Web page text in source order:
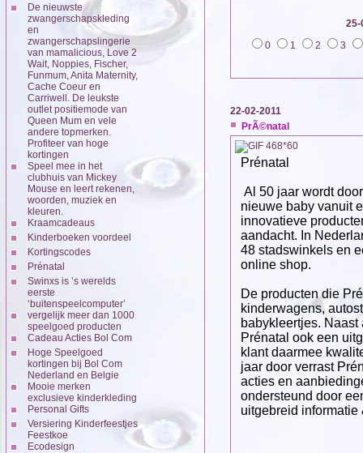
De nieuwste
zwangerschapskleding
en
zwangerschapslingerie
van mamalicious, Love 2
Wait, Noppies, Fischer,
Funmum, Anita Maternity,
Cache Coeur en
Carriwell. De leukste
outlet positiemode van
Queen Mum en vele
andere topmerken.
Profiteer van hoge
kortingen
Speel mee in het
clubhuis van Mickey
Mouse en leert rekenen,
woorden, muziek en
kleuren.
Kraamcadeaus
Kinderboeken voordeel
Kortingscodes
Prénatal
Swinxs is ’s werelds
eerste
‘buitenspeelcomputer’
vergelijk meer dan 1000
speelgoed producten
Cadeau Acties Bol Com
Hoge Speelgoed
kortingen bij Bol Com
Nederland en Belgie
Mooie merken
exclusieve kinderkleding
Personal Gifts
Versiering Kinderfeestjes
Feestkoe
Ecodesign
25-
0
1 2 3
22-02-2011
PrÃ©natal
Prénatal
Al 50 jaar wordt
nieuwe baby vanuit
innovatieve
aandacht. In
48 stadswinkels en
online shop.
De producten die
kinderwagens,
babykleertjes.
Prénatal ook een
klant daarmee
jaar door verrast
acties en
ondersteund door
uitgebreid